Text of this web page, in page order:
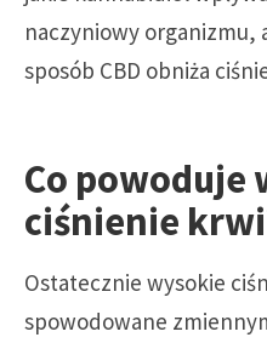
naczyniowy organizmu,
sposób CBD obniża
Co powoduje
ciśnienie
Ostatecznie wysokie
spowodowane